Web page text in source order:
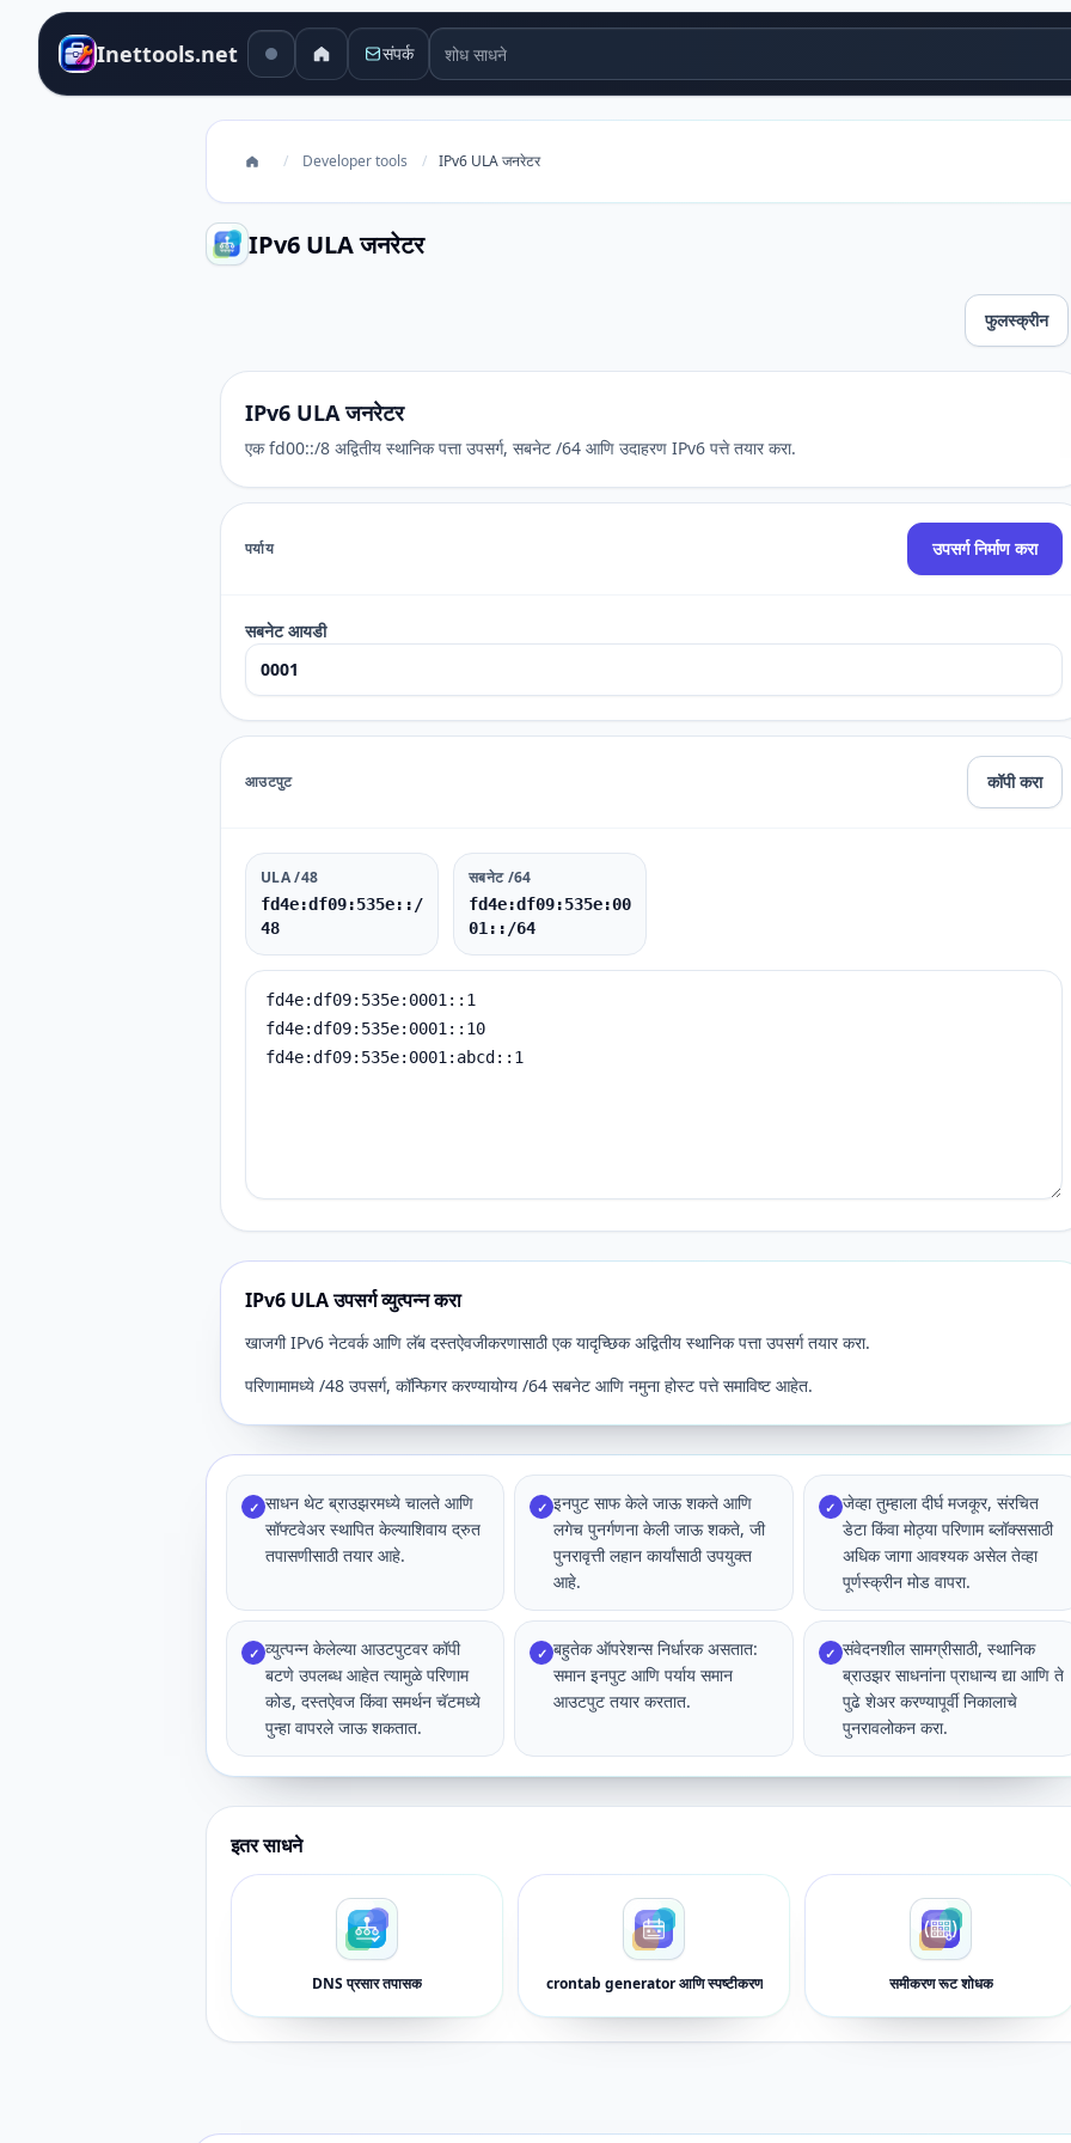
Inettools.net संपर्क शोध साधने
/ Developer tools / IPv6 ULA जनरेटर
IPv6 ULA जनरेटर
फुलस्क्रीन
IPv6 ULA जनरेटर
एक fd00::/8 अद्वितीय स्थानिक पत्ता उपसर्ग, सबनेट /64 आणि उदाहरण IPv6 पत्ते तयार करा.
पर्याय उपसर्ग निर्माण करा
सबनेट आयडी
आउटपुट कॉपी करा
ULA /48
fd4e:df09:535e::/
48
सबनेट /64
fd4e:df09:535e:00
01::/64
IPv6 ULA उपसर्ग व्युत्पन्न करा
खाजगी IPv6 नेटवर्क आणि लॅब दस्तऐवजीकरणासाठी एक यादृच्छिक अद्वितीय स्थानिक पत्ता उपसर्ग तयार करा.
परिणामामध्ये /48 उपसर्ग, कॉन्फिगर करण्यायोग्य /64 सबनेट आणि नमुना होस्ट पत्ते समाविष्ट आहेत.
✓ साधन थेट ब्राउझरमध्ये चालते आणि
सॉफ्टवेअर स्थापित केल्याशिवाय द्रुत
तपासणीसाठी तयार आहे.
✓ इनपुट साफ केले जाऊ शकते आणि
लगेच पुनर्गणना केली जाऊ शकते, जी
पुनरावृत्ती लहान कार्यांसाठी उपयुक्त
आहे.
✓ जेव्हा तुम्हाला दीर्घ मजकूर, संरचित
डेटा किंवा मोठ्या परिणाम ब्लॉक्ससाठी
अधिक जागा आवश्यक असेल तेव्हा
पूर्णस्क्रीन मोड वापरा.
✓ व्युत्पन्न केलेल्या आउटपुटवर कॉपी
बटणे उपलब्ध आहेत त्यामुळे परिणाम
कोड, दस्तऐवज किंवा समर्थन चॅटमध्ये
पुन्हा वापरले जाऊ शकतात.
✓ बहुतेक ऑपरेशन्स निर्धारक असतात:
समान इनपुट आणि पर्याय समान
आउटपुट तयार करतात.
✓ संवेदनशील सामग्रीसाठी, स्थानिक
ब्राउझर साधनांना प्राधान्य द्या आणि ते
पुढे शेअर करण्यापूर्वी निकालाचे
पुनरावलोकन करा.
इतर साधने
DNS प्रसार तपासक crontab generator आणि स्पष्टीकरण समीकरण रूट शोधक